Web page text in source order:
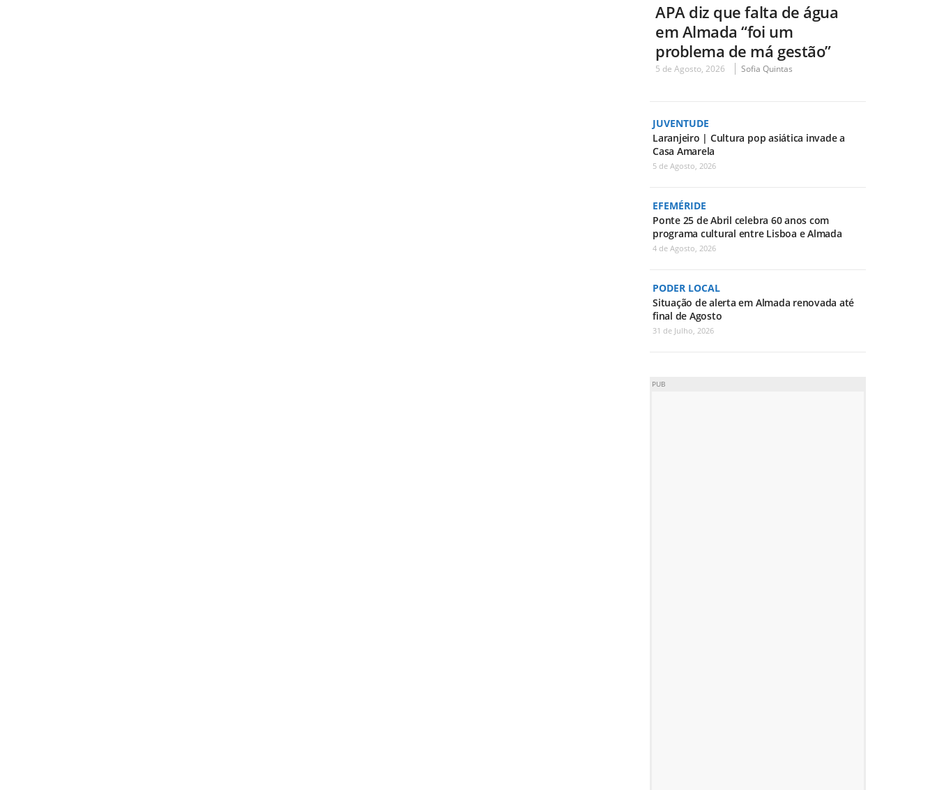
APA diz que falta de água
em Almada “foi um
problema de má gestão”
5 de Agosto, 2026 Sofia Quintas
JUVENTUDE
Laranjeiro | Cultura pop asiática invade a
Casa Amarela
5 de Agosto, 2026
EFEMÉRIDE
Ponte 25 de Abril celebra 60 anos com
programa cultural entre Lisboa e Almada
4 de Agosto, 2026
PODER LOCAL
Situação de alerta em Almada renovada até
final de Agosto
31 de Julho, 2026
PUB